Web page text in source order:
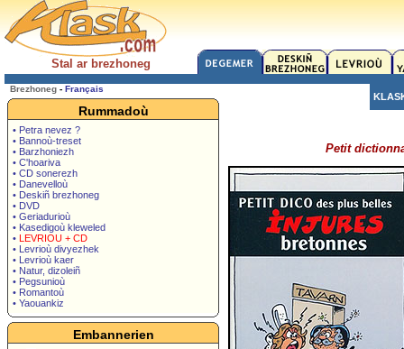
Stal ar brezhoneg
Brezhoneg - Français
Rummadoù
• Petra nevez ?
• Bannoù-treset
• Barzhoniezh
• C'hoariva
• CD sonerezh
• Danevelloù
• Deskiñ brezhoneg
• DVD
• Geriadurioù
• Kasedigoù kleweled
• LEVRIOU + CD
• Levrioù divyezhek
• Levrioù kaer
• Natur, dizoleiñ
• Pegsunioù
• Romantoù
• Yaouankiz
Embannerien
Petit